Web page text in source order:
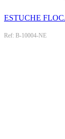
ESTUCHE
Ref: B-10004-NE